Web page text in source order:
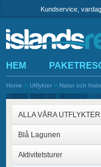
Home » Utflykter » Natur och
ALLA VÅRA UTFLYKTER
Blå Lagunen
Aktivitetsturer
HEM
Kundservice,